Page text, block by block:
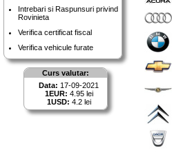
Intrebari si Raspunsuri privind
Rovinieta
Verifica certificat fiscal
Verifica vehicule furate
Curs valutar:
Data: 17-09-2021
1EUR: 4.95 lei
1USD: 4.2 lei